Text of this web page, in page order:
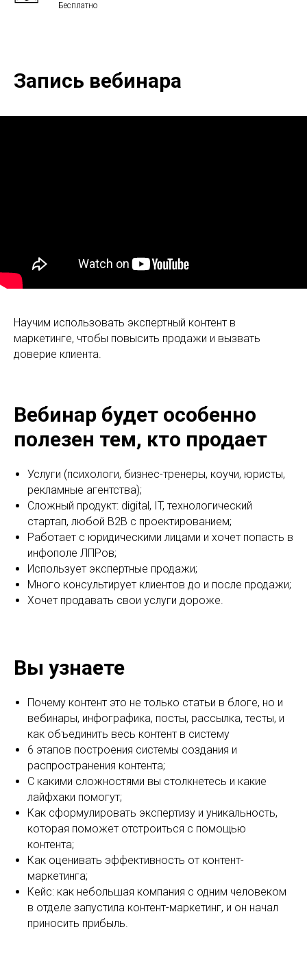
Бесплатно
Запись вебинара
Научим использовать экспертный контент в
маркетинге, чтобы повысить продажи и вызвать
доверие клиента.
Вебинар будет особенно
полезен тем, кто продает
Услуги (психологи, бизнес-тренеры, коучи, юристы,
рекламные агентства);
Сложный продукт: digital, IT, технологический
стартап, любой B2B c проектированием;
Работает с юридическими лицами и хочет попасть в
инфополе ЛПРов;
Использует экспертные продажи;
Много консультирует клиентов до и после продажи;
Хочет продавать свои услуги дороже.
Вы узнаете
Почему контент это не только статьи в блоге, но и
вебинары, инфографика, посты, рассылка, тесты, и
как объединить весь контент в систему
6 этапов построения системы создания и
распространения контента;
С какими сложностями вы столкнетесь и какие
лайфхаки помогут;
Как сформулировать экспертизу и уникальность,
которая поможет отстроиться с помощью
контента;
Как оценивать эффективность от контент-
маркетинга;
Кейс: как небольшая компания с одним человеком
в отделе запустила контент-маркетинг, и он начал
приносить прибыль.